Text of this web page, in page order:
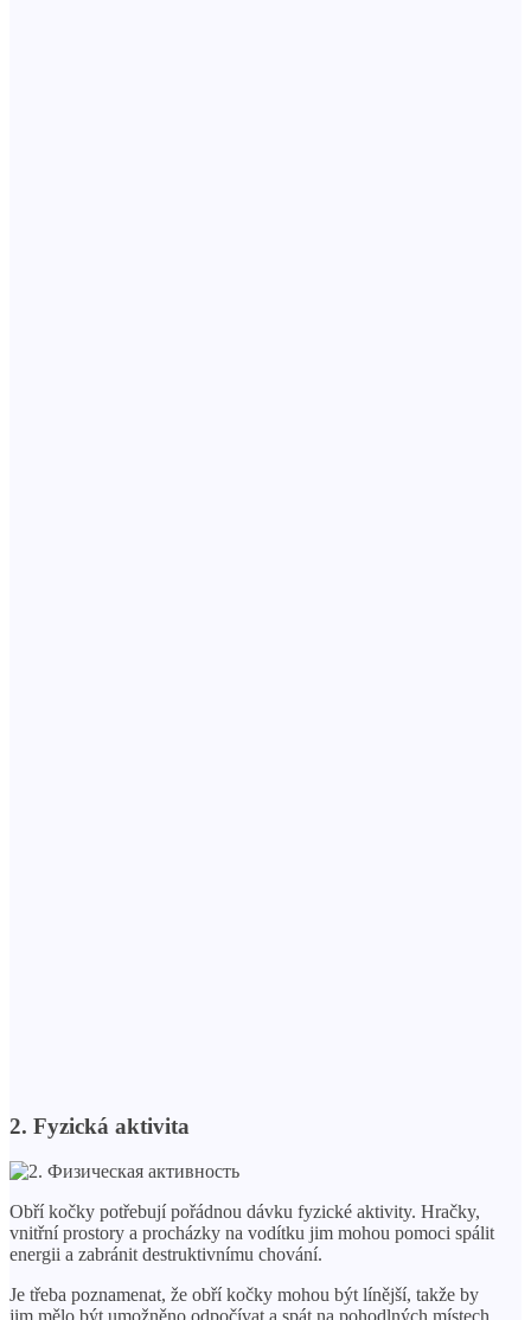
2. Fyzická aktivita
Obří kočky potřebují pořádnou dávku fyzické aktivity. Hračky,
vnitřní prostory a procházky na vodítku jim mohou pomoci spálit
energii a zabránit destruktivnímu chování.
Je třeba poznamenat, že obří kočky mohou být línější, takže by